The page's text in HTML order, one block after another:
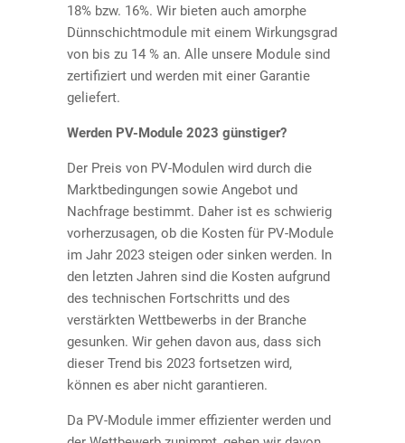
18% bzw. 16%. Wir bieten auch amorphe
Dünnschichtmodule mit einem Wirkungsgrad
von bis zu 14 % an. Alle unsere Module sind
zertifiziert und werden mit einer Garantie
geliefert.
Werden PV-Module 2023 günstiger?
Der Preis von PV-Modulen wird durch die
Marktbedingungen sowie Angebot und
Nachfrage bestimmt. Daher ist es schwierig
vorherzusagen, ob die Kosten für PV-Module
im Jahr 2023 steigen oder sinken werden. In
den letzten Jahren sind die Kosten aufgrund
des technischen Fortschritts und des
verstärkten Wettbewerbs in der Branche
gesunken. Wir gehen davon aus, dass sich
dieser Trend bis 2023 fortsetzen wird,
können es aber nicht garantieren.
Da PV-Module immer effizienter werden und